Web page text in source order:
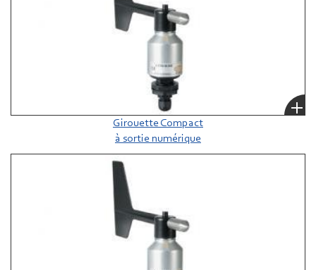
Girouette Compact
à sortie numérique